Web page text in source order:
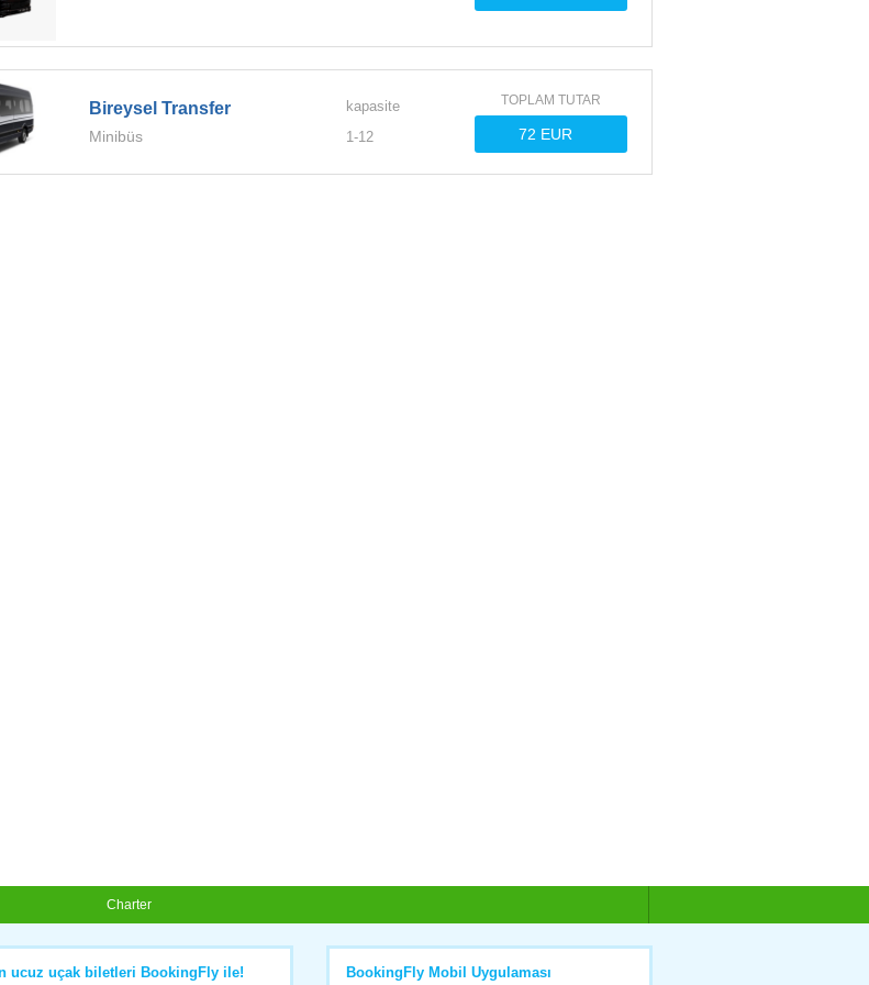
Bireysel Transfer
Minibüs
kapasite
1-12
TOPLAM TUTAR
Charter
ucuz uçak biletleri BookingFly ile! BookingFly Mobil Uygulaması